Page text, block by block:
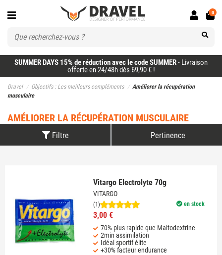
SUMMER DAYS 15% de réduction avec le code SUMMER- Livraison
offerte en 24/48h dès 69,90 € !
0
Dravel Objectifs : Les meilleurs compléments
Améliorer la récupération
musculaire
AMÉLIORER LA RÉCUPÉRATION MUSCULAIRE
Filtre Pertinence
Vitargo Electrolyte 70g
VITARGO
en stock
(1)
3,00 €
70% plus rapide que Maltodextrine
2min assimilation
Idéal sportif élite
+30% facteur endurance